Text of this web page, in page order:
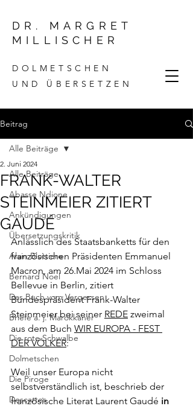
DR. MARGRET
MILLISCHER
DOLMETSCHEN
UND ÜBERSETZEN
Beitrag
Alle Beiträge
Abasse Ndione
Ankündigungen
Übersetzungskritik
Alain Blottiere
Bernard Noel
Das Buch vom Vergessen
Briefe a. j. Marokkaner
Die rote Schwalbe
Dolmetschen
Die Piroge
Descartes
Alle Beiträge
FRANK-WALTER
STEINMEIER ZITIERT
GAUDÉ
2. Juni 2024
Anlässlich des Staatsbanketts für den
französischen Präsidenten Emmanuel
Macron, am 26.Mai 2024 im Schloss
Bellevue in Berlin, zitiert
Bundespräsident Frank-Walter
Steinmeier bei seiner REDE zweimal
aus dem Buch WIR EUROPA - FEST
DER VÖLKER:
Weil unser Europa nicht
selbstverständlich ist, beschrieb der
französische Literat Laurent Gaudé in